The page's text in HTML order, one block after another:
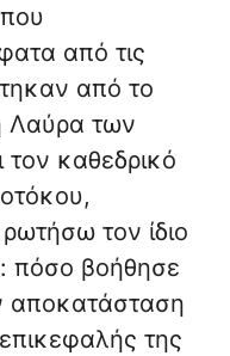
από τις
από το
Λαύρα των
καθεδρικό
τον ίδιο
πόσο βοήθησε
αποκατάσταση
της